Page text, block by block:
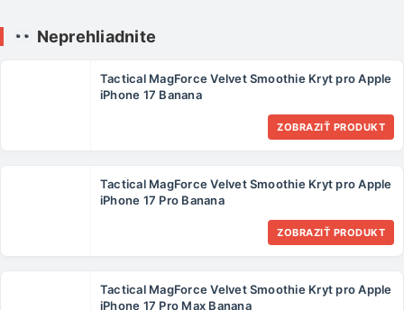
Neprehliadnite
Tactical MagForce Velvet Smoothie Kryt pro Apple
iPhone 17 Banana
ZOBRAZIŤ PRODUKT
Tactical MagForce Velvet Smoothie Kryt pro Apple
iPhone 17 Pro Banana
ZOBRAZIŤ PRODUKT
Tactical MagForce Velvet Smoothie Kryt pro Apple
iPhone 17 Pro Max Banana